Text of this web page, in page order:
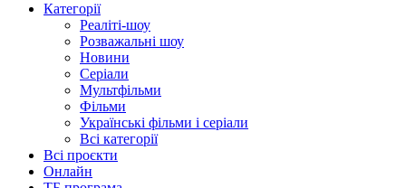
Категорії
Реаліті-шоу
Розважальні шоу
Новини
Серіали
Мультфільми
Фільми
Українські фільми і серіали
Всі категорії
Всі проєкти
Онлайн